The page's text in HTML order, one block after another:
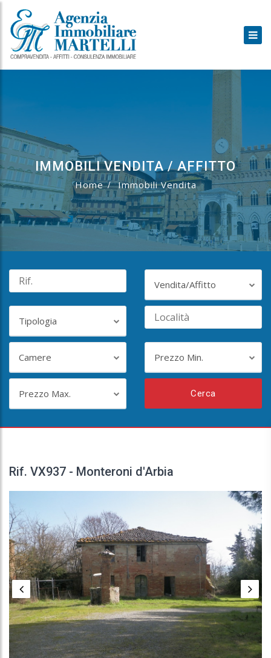
IMMOBILI VENDITA / AFFITTO
Home Immobili Vendita
Vendita/Affitto
Tipologia
Camere Prezzo Min.
Prezzo Max. Cerca
Rif. VX937 - Monteroni d'Arbia